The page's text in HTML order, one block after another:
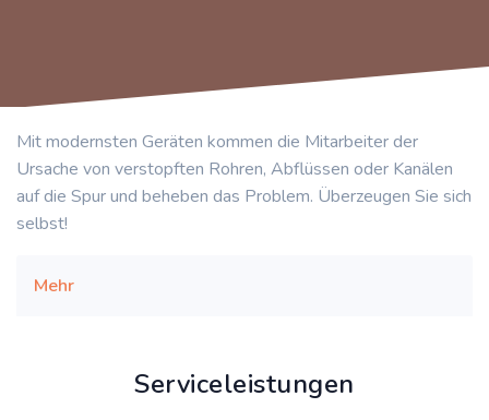
Mit modernsten Geräten kommen die Mitarbeiter der
Ursache von verstopften Rohren, Abflüssen oder Kanälen
auf die Spur und beheben das Problem. Überzeugen Sie sich
selbst!
Mehr
Serviceleistungen